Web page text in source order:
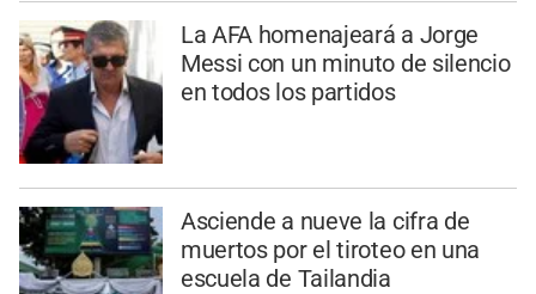
La AFA homenajeará a Jorge
Messi con un minuto de silencio
en todos los partidos
Asciende a nueve la cifra de
muertos por el tiroteo en una
escuela de Tailandia